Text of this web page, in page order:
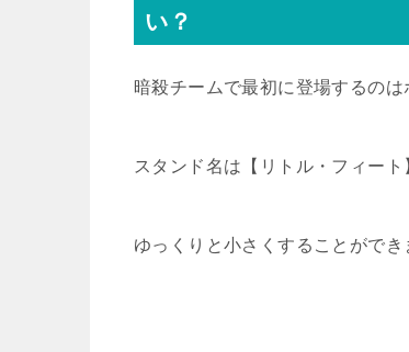
い？
暗殺チームで最初に登場するのは
スタンド名は【リトル・フィー
ゆっくりと小さくすることができ